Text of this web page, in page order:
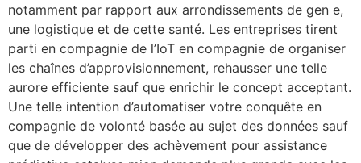
notamment par rapport aux arrondissements de gen e,
une logistique et de cette santé. Les entreprises tirent
parti en compagnie de l’IoT en compagnie de organiser
les chaînes d’approvisionnement, rehausser une telle
aurore efficiente sauf que enrichir le concept acceptant.
Une telle intention d’automatiser votre conquête en
compagnie de volonté basée au sujet des données sauf
que de développer des achèvement pour assistance